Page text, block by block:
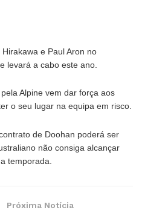
e Paul Aron no
levará a cabo este ano.
Alpine vem dar força aos
o seu lugar na equipa em risco.
de Doohan poderá ser
não consiga alcançar
temporada.
Próxima Notícia